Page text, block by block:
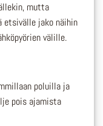
mutta
etsivälle jako näihin
välille.
poluilla ja
pois ajamista